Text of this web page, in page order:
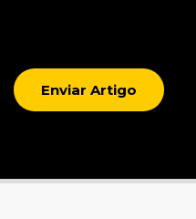
Enviar Artigo